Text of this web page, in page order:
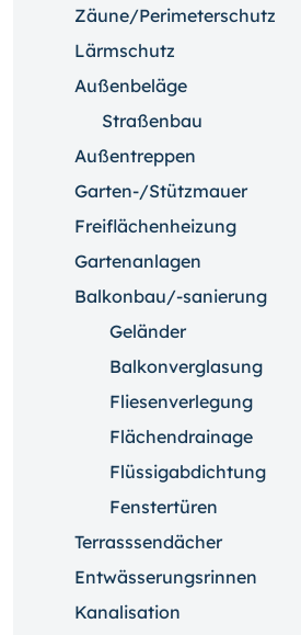
Zäune/Perimeterschutz
Lärmschutz
Außenbeläge
Straßenbau
Außentreppen
Garten-/Stützmauer
Freiflächenheizung
Gartenanlagen
Balkonbau/-sanierung
Geländer
Balkonverglasung
Fliesenverlegung
Flächendrainage
Flüssigabdichtung
Fenstertüren
Terrasssendächer
Entwässerungsrinnen
Kanalisation